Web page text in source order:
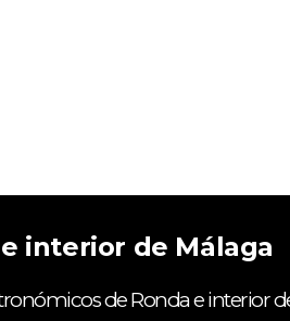
interior de Málaga
de Ronda e interior